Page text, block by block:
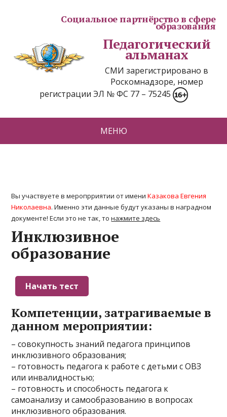
Социальное партнёрство в сфере
образования
Педагогический
альманах
СМИ зарегистрировано в
Роскомнадзоре, номер
регистрации ЭЛ № ФС 77 – 75245
МЕНЮ
Вы участвуете в меропрриятии от имениКазакова Евгения
Николаевна. Именно эти данные будут указаны в наградном
документе! Если это не так, тонажмите здесь
Инклюзивное
образование
Компетенции, затрагиваемые в
данном мероприятии:
– совокупность знаний педагога принципов
инклюзивного образования;
– готовность педагога к работе с детьми с ОВЗ
или инвалидностью;
– готовность и способность педагога к
самоанализу и самообразованию в вопросах
инклюзивного образования.